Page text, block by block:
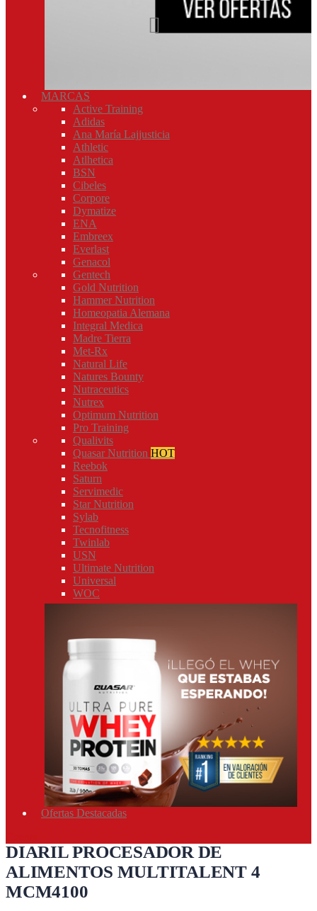
MARCAS
Active Training
Adidas
Ana María Lajjusticia
Athletic
Atlhetica
BSN
Cibeles
Corpore
Dymatize
ENA
Embreex
Everlast
Genacol
Gentech
Gold Nutrition
Hammer Nutrition
Homeopatia Alemana
Integral Medica
Madre Tierra
Met-Rx
Natural Life
Natures Bounty
Nutraceutics
Nutrex
Optimum Nutrition
Pro Training
Qualivits
Quasar Nutrition HOT
Reebok
Saturn
Servimedic
Star Nutrition
Sylab
Tecnofitness
Twinlab
USN
Ultimate Nutrition
Universal
WOC
Ofertas Destacadas
DIARIL PROCESADOR DE
ALIMENTOS MULTITALENT 4
MCM4100